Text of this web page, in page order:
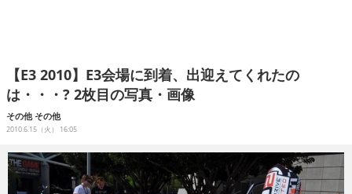
企業動向
人材育成
連載
【E3 2010】E3会場に到着、出迎えてくれたの
は・・・? 2枚目の写真・画像
その他 その他
2010.6.15（火） 16:05